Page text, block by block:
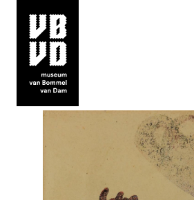
museum van Bommel van Dam